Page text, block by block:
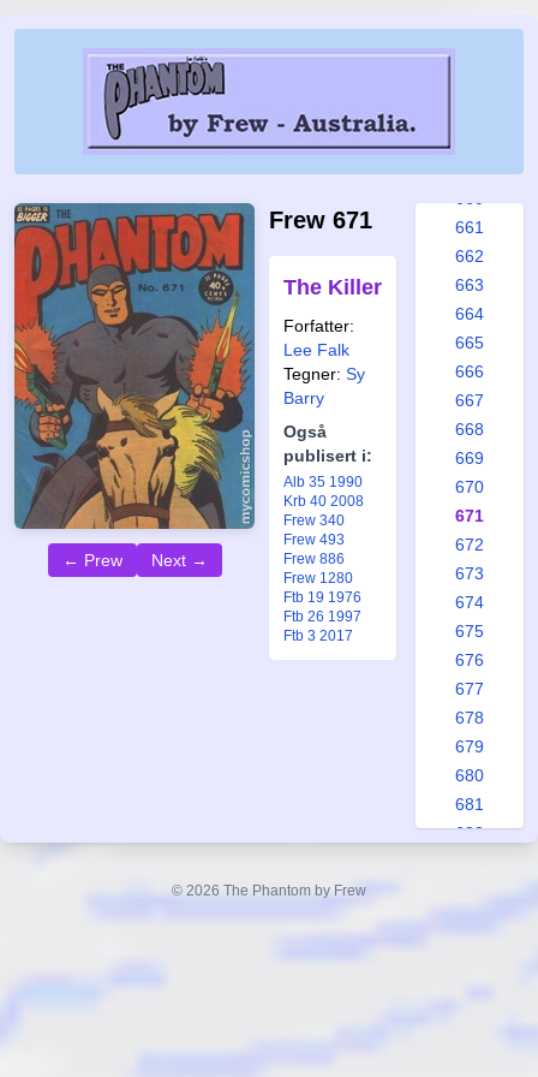
← Prew Next →
Frew 671
The Killer
Forfatter:
Lee Falk
Tegner: Sy
Barry
Også
publisert i:
Alb 35 1990
Krb 40 2008
Frew 340
Frew 493
Frew 886
Frew 1280
Ftb 19 1976
Ftb 26 1997
Ftb 3 2017
654
661
662
663
664
665
666
667
668
669
670
671
672
673
674
675
676
677
678
679
680
681
682
© 2026 The Phantom by Frew